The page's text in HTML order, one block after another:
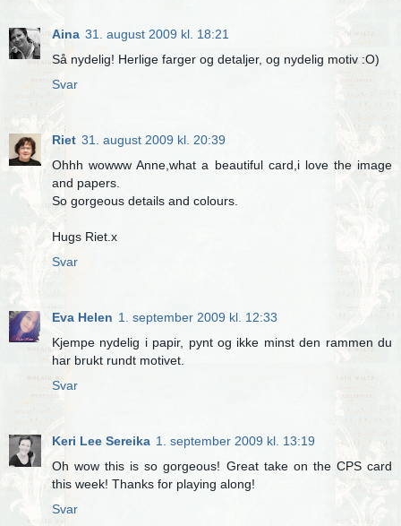
Aina 31. august 2009 kl. 18:21
Så nydelig! Herlige farger og detaljer, og nydelig motiv :O)
Svar
Riet 31. august 2009 kl. 20:39
Ohhh wowww Anne,what a beautiful card,i love the image
and papers.
So gorgeous details and colours.
Hugs Riet.x
Svar
Eva Helen 1. september 2009 kl. 12:33
Kjempe nydelig i papir, pynt og ikke minst den rammen du
har brukt rundt motivet.
Svar
Keri Lee Sereika 1. september 2009 kl. 13:19
Oh wow this is so gorgeous! Great take on the CPS card
this week! Thanks for playing along!
Svar